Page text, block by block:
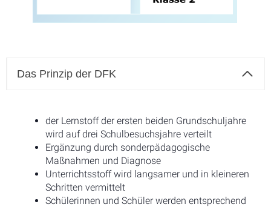
Das Prinzip der DFK
der Lernstoff der ersten beiden Grundschuljahre
wird auf drei Schulbesuchsjahre verteilt
Ergänzung durch sonderpädagogische
Maßnahmen und Diagnose
Unterrichtsstoff wird langsamer und in kleineren
Schritten vermittelt
Schülerinnen und Schüler werden entsprechend